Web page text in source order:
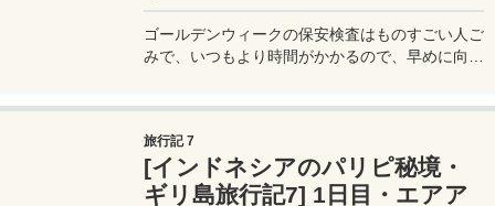
ゴールデンウィークの保安検査はものすごい人ご
みで、いつもより時間がかかるので、早めに向か
旅行記 7
[インドネシアのパリピ秘境・
ギリ島旅行記7] 1日目・エアア